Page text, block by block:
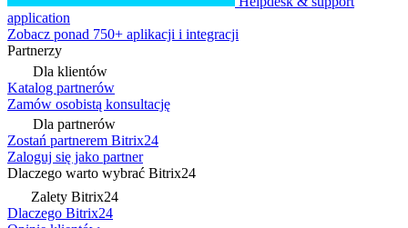
application
Zobacz ponad 750+ aplikacji i integracji
Partnerzy
Dla klientów
Katalog partnerów
Zamów osobistą konsultację
Dla partnerów
Zostań partnerem Bitrix24
Zaloguj się jako partner
Dlaczego warto wybrać Bitrix24
Zalety Bitrix24
Dlaczego Bitrix24